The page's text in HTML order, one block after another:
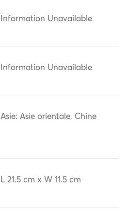
Information Unavailable
Information Unavailable
Asie: Asie orientale, Chine
L 21.5 cm x W 11.5 cm